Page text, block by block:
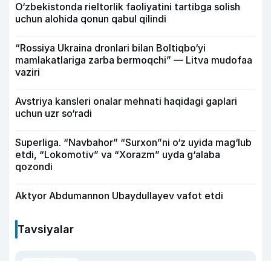
O‘zbekistonda rieltorlik faoliyatini tartibga solish
uchun alohida qonun qabul qilindi
“Rossiya Ukraina dronlari bilan Boltiqbo‘yi
mamlakatlariga zarba bermoqchi” — Litva mudofaa
vaziri
Avstriya kansleri onalar mehnati haqidagi gaplari
uchun uzr so‘radi
Superliga. “Navbahor” “Surxon”ni o‘z uyida mag‘lub
etdi, “Lokomotiv” va “Xorazm” uyda g‘alaba
qozondi
Aktyor Abdu­mannon Ubaydullayev vafot etdi
Tavsiyalar